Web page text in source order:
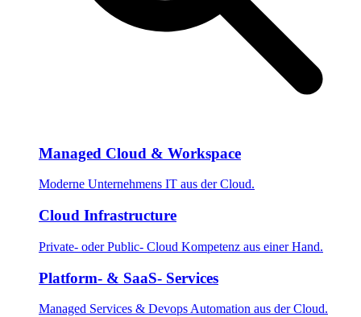
Managed Cloud & Workspace
Moderne Unternehmens IT aus der Cloud.
Cloud Infrastructure
Private- oder Public- Cloud Kompetenz aus einer Hand.
Platform- & SaaS- Services
Managed Services & Devops Automation aus der Cloud.